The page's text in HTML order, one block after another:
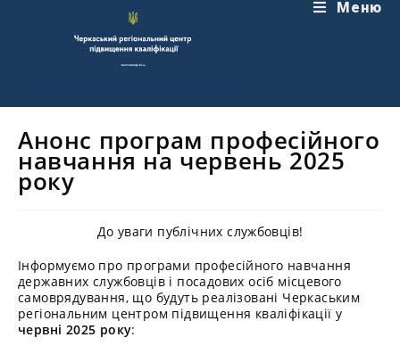
Меню
Анонс програм професійного
навчання на червень 2025
року
До уваги публічних службовців!
Інформуємо про програми професійного навчання
державних службовців і посадових осіб місцевого
самоврядування, що будуть реалізовані Черкаським
регіональним центром підвищення кваліфікації у
червні 2025 року: